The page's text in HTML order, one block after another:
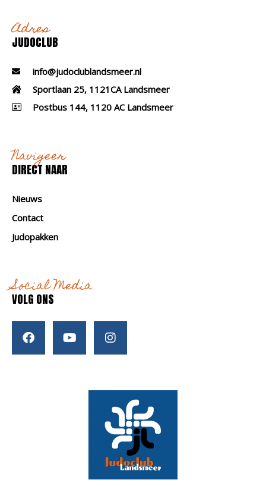
Adres
JUDOCLUB
info@judoclublandsmeer.nl
Sportlaan 25, 1121CA Landsmeer
Postbus 144, 1120 AC Landsmeer
Navigeer
DIRECT NAAR
Nieuws
Contact
Judopakken
Social Media
VOLG ONS